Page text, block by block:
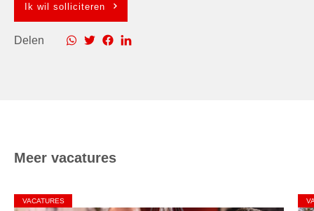
Ik wil solliciteren
Delen
Meer vacatures
VACATURES